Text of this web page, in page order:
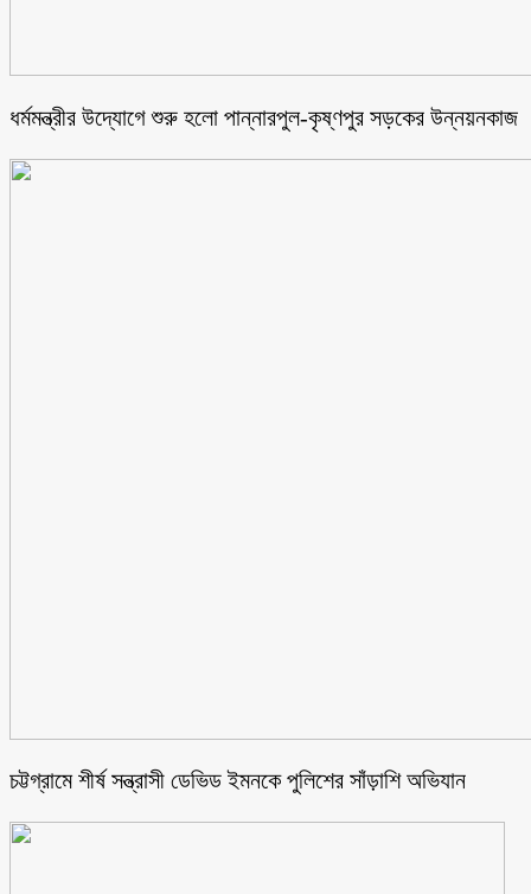
ধর্মমন্ত্রীর উদ্যোগে শুরু হলো পান্নারপুল-কৃষ্ণপুর সড়কের উন্নয়নকাজ
চট্টগ্রামে শীর্ষ সন্ত্রাসী ডেভিড ইমনকে পুলিশের সাঁড়াশি অভিযান